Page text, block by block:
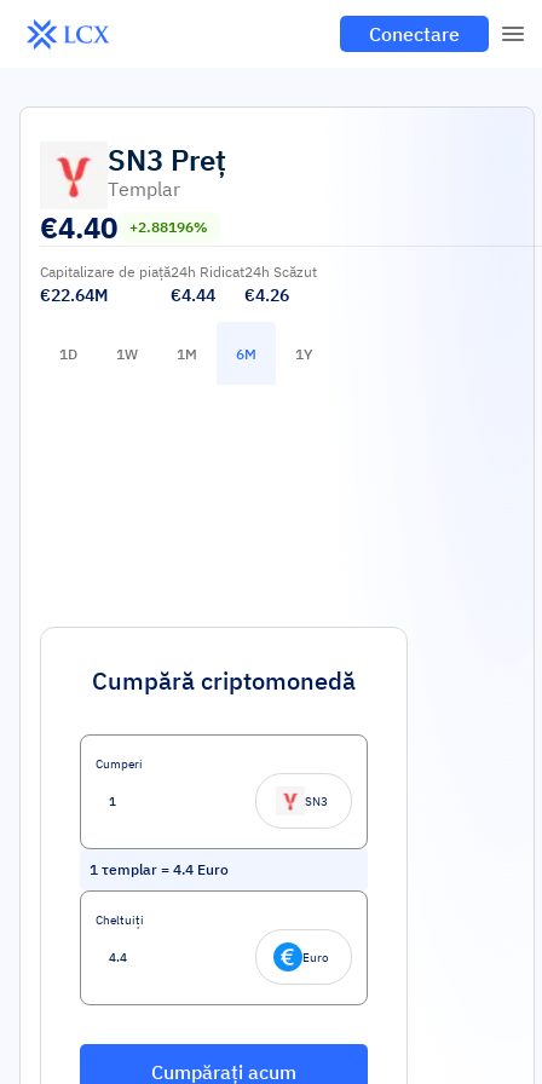
Conectare
SN3 Preț
Τemplar
€4.40 +2.88196%
Capitalizare de piață
€22.64M
24h Ridicat
€4.44
24h Scăzut
€4.26
1D 1W 1M 6M 1Y
Cumpără criptomonedă
Cumperi
SN3
1 τemplar = 4.4 Euro
Cheltuiți
Euro
Cumpărați acum